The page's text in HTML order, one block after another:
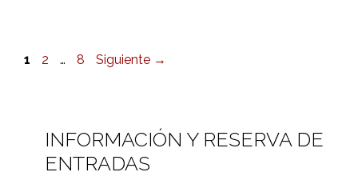
Página
1 Página
2 … Página
8 Siguiente →
INFORMACIÓN Y RESERVA DE
ENTRADAS